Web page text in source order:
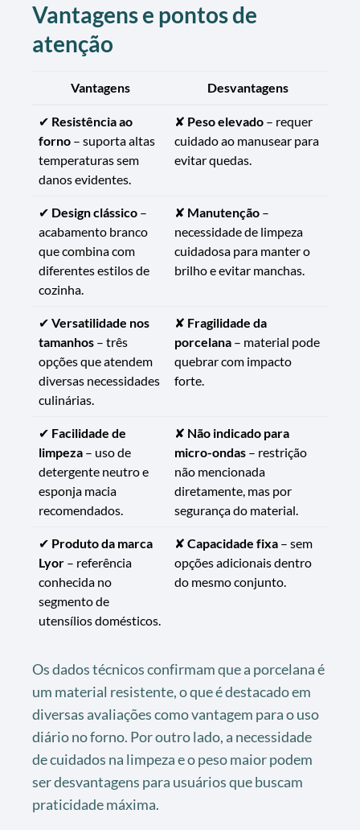
Vantagens e pontos de
atenção
Vantagens Desvantagens
✔ Resistência ao
forno – suporta altas
temperaturas sem
danos evidentes.
✘ Peso elevado – requer
cuidado ao manusear para
evitar quedas.
✔ Design clássico –
acabamento branco
que combina com
diferentes estilos de
cozinha.
✘ Manutenção –
necessidade de limpeza
cuidadosa para manter o
brilho e evitar manchas.
✔ Versatilidade nos
tamanhos – três
opções que atendem
diversas necessidades
culinárias.
✘ Fragilidade da
porcelana – material pode
quebrar com impacto
forte.
✔ Facilidade de
limpeza – uso de
detergente neutro e
esponja macia
recomendados.
✘ Não indicado para
micro-ondas – restrição
não mencionada
diretamente, mas por
segurança do material.
✔ Produto da marca
Lyor – referência
conhecida no
segmento de
utensílios domésticos.
✘ Capacidade fixa – sem
opções adicionais dentro
do mesmo conjunto.
Os dados técnicos confirmam que a porcelana é
um material resistente, o que é destacado em
diversas avaliações como vantagem para o uso
diário no forno. Por outro lado, a necessidade
de cuidados na limpeza e o peso maior podem
ser desvantagens para usuários que buscam
praticidade máxima.